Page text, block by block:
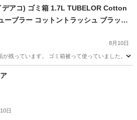
アコ) ゴミ箱 1.7L TUBELOR Cotton
ーブラー コットントラッシュ ブラック
8月10日
が残っています。 ゴミ箱被って使っていました。
日